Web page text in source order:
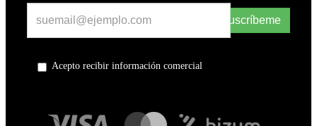
Suscríbeme
Acepto recibir información comercial